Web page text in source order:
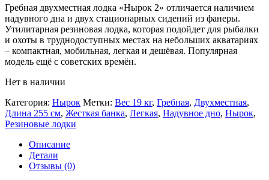
Гребная двухместная лодка «Нырок 2» отличается наличием
надувного дна и двух стационарных сидений из фанеры.
Утилитарная резиновая лодка, которая подойдет для рыбалки
и охоты в труднодоступных местах на небольших акватариях
– компактная, мобильная, легкая и дешёвая. Популярная
модель ещё с советских времён.
Нет в наличии
Категория: Нырок Метки: Вес 19 кг, Гребная, Двухместная,
Длина 255 см, Жесткая банка, Легкая, Надувное дно, Нырок,
Резиновые лодки
Описание
Детали
Отзывы (0)